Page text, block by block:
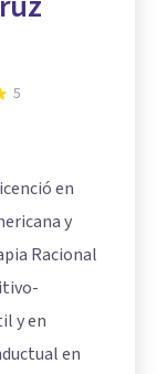
5
en
y
Racional
y en
en